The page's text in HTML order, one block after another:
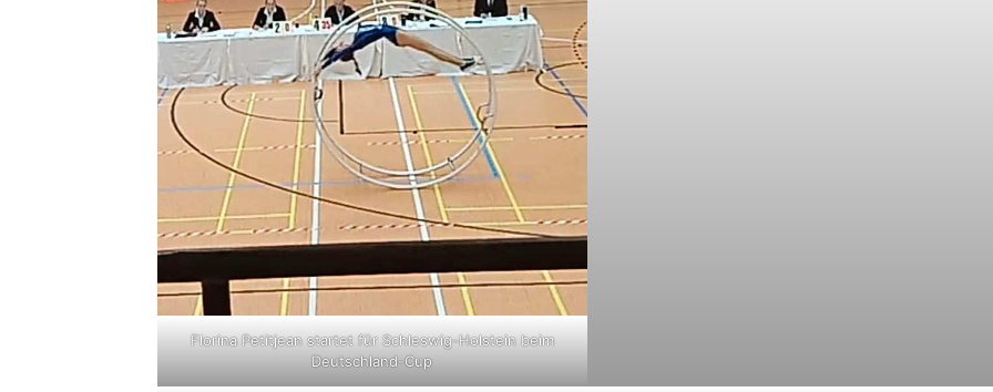
Florina Petitjean startet für Schleswig-Holstein beim
Deutschland-Cup